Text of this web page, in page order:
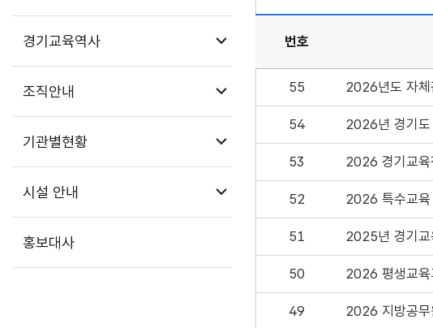
경기교육역사
하위메뉴 열기
조직안내
하위메뉴 열기
기관별현황
하위메뉴 열기
시설 안내
하위메뉴 열기
홍보대사
교육정책 게시판은 번호, 제목,
번호
55 2026년도 자체
54 2026년 경기도
53 2026 경기교육
52 2026 특수교육
51 2025년 경기교
50 2026 평생교육
49 2026 지방공무